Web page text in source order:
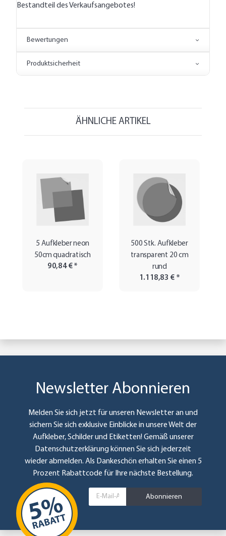
Bestandteil des Verkaufsangebotes!
Bewertungen
Produktsicherheit
ÄHNLICHE ARTIKEL
5 Aufkleber neon
50cm quadratisch
90,84 €*
500 Stk. Aufkleber
transparent 20 cm
rund
1.118,83 € *
Newsletter Abonnieren
Melden Sie sich jetzt für unseren Newsletter an und
sichern Sie sich exklusive Einblicke in unsere Welt der
Aufkleber, Schilder und Etiketten! Gemäß unserer
Datenschutzerklärungkönnen Sie sich jederzeit
wieder abmelden. Als Dankeschön erhalten Sie einen 5
Prozent Rabattcode für Ihre nächste Bestellung.
Abonnieren